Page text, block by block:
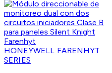
HONEYWELL FARENHYT
SERIES